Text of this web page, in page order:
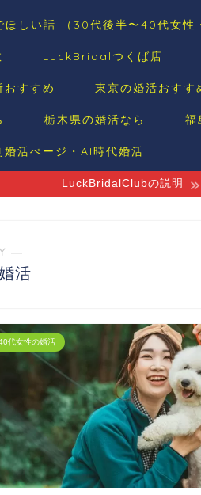
しい話 （30代後半〜40代女性
LuckBridalつくば店
すすめ 東京の婚活おすす
栃木県の婚活なら 福
婚活ぺージ・AI時代婚活
LuckBridalClubの説明
―
活
代女性の婚活